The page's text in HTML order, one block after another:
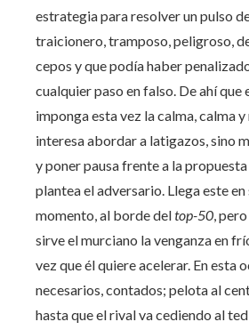
estrategia para resolver un pulso
traicionero, tramposo, peligroso,
cepos y que podía haber
cualquier paso en falso. De ahí que
imponga esta vez la calma, calma
interesa abordar a latigazos, sino
y poner pausa frente a la
plantea el adversario. Llega este
momento, al borde deltop-50 ,
sirve el murciano la venganza en
vez que él quiere acelerar. En esta
necesarios, contados; pelota al
hasta que el rival va cediendo al